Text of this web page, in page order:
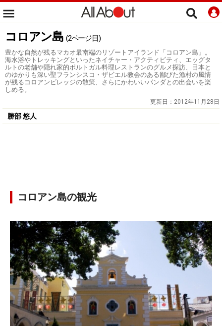
コロアン島 (2ページ目)
豊かな自然が残るマカオ最南端のリゾートアイランド「コロアン島」。
海水浴やトレッキングといったネイチャー・アクティビティ、エッグタ
ルトの老舗や隠れ家的ポルトガル料理レストランのグルメ探訪、日本と
のゆかりも深い聖フランシスコ・ザビエル教会のある鄙びた漁村の風情
が残るコロアンビレッジの散策、さらにかわいいパンダとの出会いを楽
しめる。
更新日： 2012年11月28日
勝部 悠人
コロアン島の観光